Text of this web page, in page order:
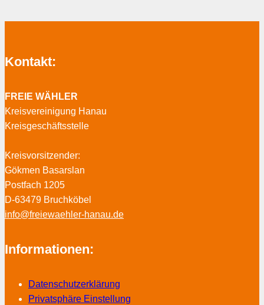
Kontakt:
FREIE WÄHLER
Kreisvereinigung Hanau
Kreisgeschäftsstelle
Kreisvorsitzender:
Gökmen Basarslan
Postfach 1205
D-63479 Bruchköbel
info@freiewaehler-hanau.de
Informationen:
Datenschutzerklärung
Privatsphäre Einstellung